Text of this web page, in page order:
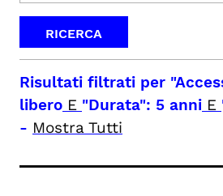
Risultati filtrati per
libero E "Durata": 5 anni E
- Mostra Tutti